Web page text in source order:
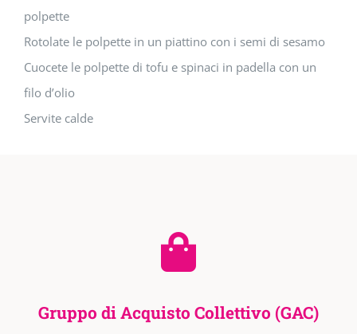
polpette
Rotolate le polpette in un piattino con i semi di sesamo
Cuocete le polpette di tofu e spinaci in padella con un
filo d’olio
Servite calde
Gruppo di Acquisto Collettivo (GAC)